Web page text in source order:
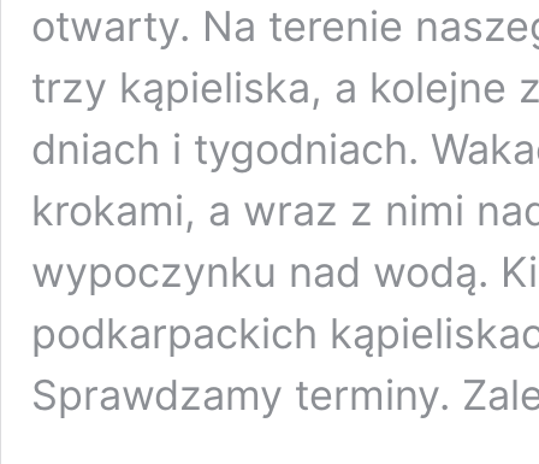
otwarty. Na terenie
trzy kąpieliska, a kolejne
dniach i tygodniach.
krokami, a wraz z nimi
wypoczynku nad wodą.
podkarpackich
Sprawdzamy terminy.